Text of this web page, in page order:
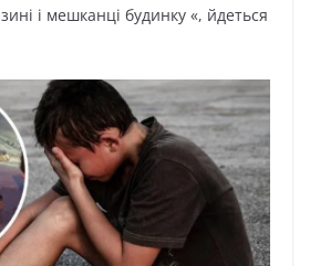
і мешканці будинку «, йдеться